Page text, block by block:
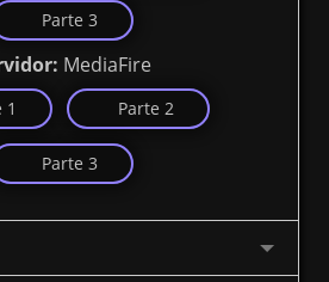
Parte 3
MediaFire
1 Parte 2
Parte 3